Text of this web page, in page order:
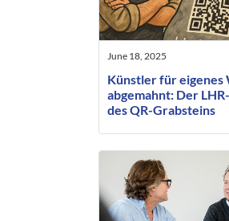
June 18, 2025
Künstler für eigenes
abgemahnt: Der
des QR-Grabsteins